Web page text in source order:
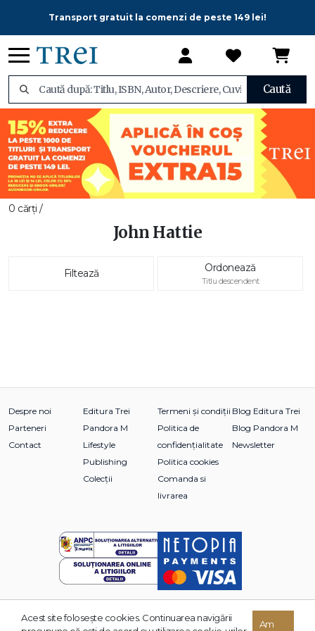
Transport gratuit la comenzi de peste 149 lei!
Caută
0 cărți /
John Hattie
Filtează Ordonează
Titlu descendent
Despre noi
Parteneri
Contact
Editura Trei
Pandora M
Lifestyle
Publishing
Colecții
Termeni și condiții
Politica de
confidențialitate
Politica cookies
Comanda si
livrarea
Blog Editura Trei
Blog Pandora M
Newsletter
© 2026 Grupul Editorial TREI. Toate drepturile rezervate.
Acest site foloseşte cookies. Continuarea navigării
Am